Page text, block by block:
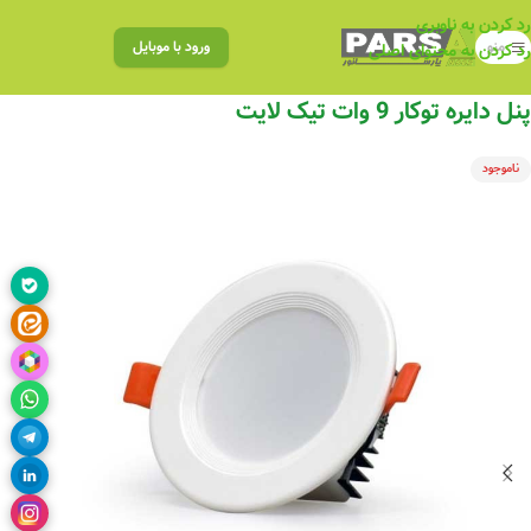
رد کردن به ناوبری
رد کردن به محتوای اصلی
منو ورود با موبایل
پنل دایره توکار 9 وات تیک لایت
ناموجود